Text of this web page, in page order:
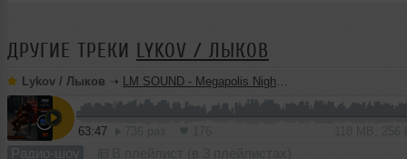
ДРУГИЕ ТРЕКИ LYKOV / ЛЫКОВ
Lykov / Лыков ➝ LM SOUND - Megapolis Night 28.07.2026
63:47
Радио-шоу